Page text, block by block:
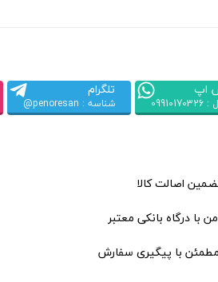
اپ تلگرام
شناسه : penoresan@
اصالت کالا
با درگاه بانکی معتبر
با پیگیری سفارش